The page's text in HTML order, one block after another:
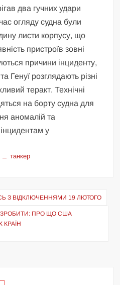
два гучних удари
огляду судна були
листи корпусу, що
пристроїв зовні
причини інциденту,
Генуї розглядають різні
теракт. Технічні
на борту судна для
аномалій та
у
танкер
З ВІДКЛЮЧЕННЯМИ 19 ЛЮТОГО
ПРО ЩО США